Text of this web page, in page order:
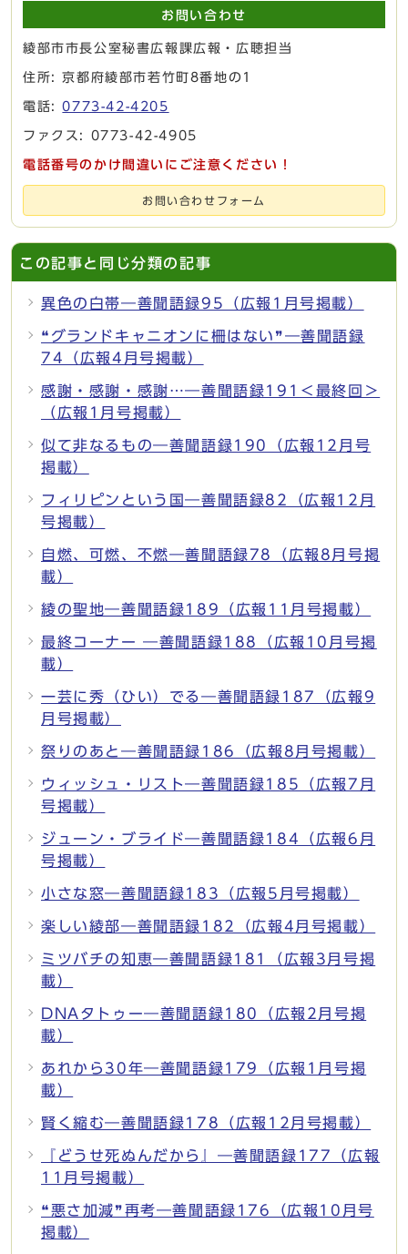
お問い合わせ
綾部市市長公室秘書広報課広報・広聴担当
住所: 京都府綾部市若竹町8番地の1
電話:0773-42-4205
ファクス: 0773-42-4905
電話番号のかけ間違いにご注意ください！
お問い合わせフォーム
この記事と同じ分類の記事
異色の白帯―善聞語録95（広報1月号掲載）
❝グランドキャニオンに柵はない❞―善聞語録
74（広報4月号掲載）
感謝・感謝・感謝…―善聞語録191＜最終回＞
（広報1月号掲載）
似て非なるもの―善聞語録190（広報12月号
掲載）
フィリピンという国―善聞語録82（広報12月
号掲載）
自燃、可燃、不燃―善聞語録78（広報8月号掲
載）
綾の聖地―善聞語録189（広報11月号掲載）
最終コーナー ―善聞語録188（広報10月号掲
載）
一芸に秀（ひい）でる―善聞語録187（広報9
月号掲載）
祭りのあと―善聞語録186（広報8月号掲載）
ウィッシュ・リスト―善聞語録185（広報7月
号掲載）
ジューン・ブライド―善聞語録184（広報6月
号掲載）
小さな窓―善聞語録183（広報5月号掲載）
楽しい綾部―善聞語録182（広報4月号掲載）
ミツバチの知恵―善聞語録181（広報3月号掲
載）
DNAタトゥー―善聞語録180（広報2月号掲
載）
あれから30年―善聞語録179（広報1月号掲
載）
賢く縮む―善聞語録178（広報12月号掲載）
『どうせ死ぬんだから』―善聞語録177（広報
11月号掲載）
❝悪さ加減❞再考―善聞語録176（広報10月号
掲載）